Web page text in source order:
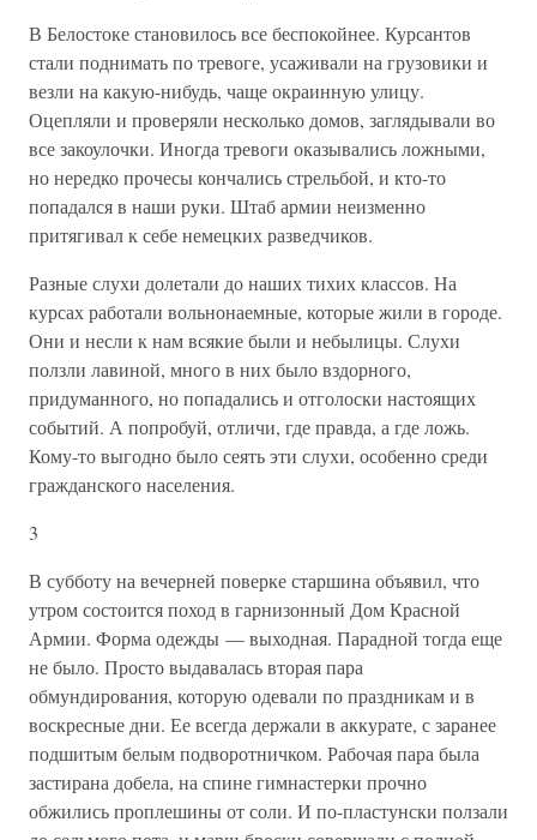
В Белостоке становилось все беспокойнее. Курсантов
стали поднимать по тревоге, усаживали на грузовики и
везли на какую-нибудь, чаще окраинную улицу.
Оцепляли и проверяли несколько домов, заглядывали во
все закоулочки. Иногда тревоги оказывались ложными,
но нередко прочесы кончались стрельбой, и кто-то
попадался в наши руки. Штаб армии неизменно
притягивал к себе немецких разведчиков.
Разные слухи долетали до наших тихих классов. На
курсах работали вольнонаемные, которые жили в городе.
Они и несли к нам всякие были и небылицы. Слухи
ползли лавиной, много в них было вздорного,
придуманного, но попадались и отголоски настоящих
событий. А попробуй, отличи, где правда, а где ложь.
Кому-то выгодно было сеять эти слухи, особенно среди
гражданского населения.
3
В субботу на вечерней поверке старшина объявил, что
утром состоится поход в гарнизонный Дом Красной
Армии. Форма одежды — выходная. Парадной тогда еще
не было. Просто выдавалась вторая пара
обмундирования, которую одевали по праздникам и в
воскресные дни. Ее всегда держали в аккурате, с заранее
подшитым белым подворотничком. Рабочая пара была
застирана добела, на спине гимнастерки прочно
обжились проплешины от соли. И по-пластунски ползали